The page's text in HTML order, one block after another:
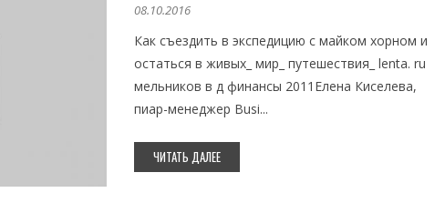
08.10.2016
Как съездить в экспедицию с майком хорном и
остаться в живых_ мир_ путешествия_ lenta. ru
мельников в д финансы 2011Елена Киселева,
пиар-менеджер Busi...
ЧИТАТЬ ДАЛЕЕ